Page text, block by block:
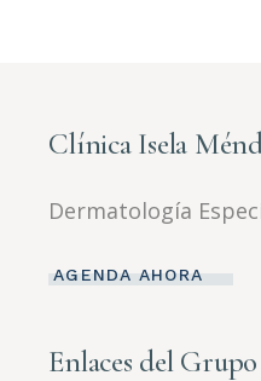
Clínica Isela
Dermatología
AGENDA AHORA
Enlaces del